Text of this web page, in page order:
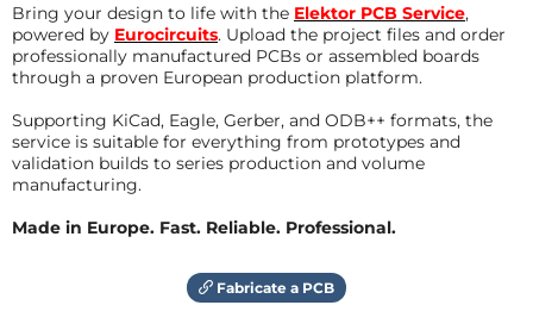
Bring your design to life with the Elektor PCB Service,
powered by Eurocircuits. Upload the project files and order
professionally manufactured PCBs or assembled boards
through a proven European production platform.
Supporting KiCad, Eagle, Gerber, and ODB++ formats, the
service is suitable for everything from prototypes and
validation builds to series production and volume
manufacturing.
Made in Europe. Fast. Reliable. Professional.
Fabricate a PCB